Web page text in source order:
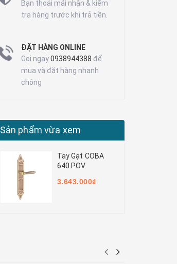
Bạn thoải mái nhận & kiểm
tra hàng trước khi trả tiền.
ĐẶT HÀNG ONLINE
Gọi ngay0938944388 để
mua và đặt hàng nhanh
chóng
Sản phẩm vừa xem
Tay Gạt COBA
640.POV
3.643.000₫